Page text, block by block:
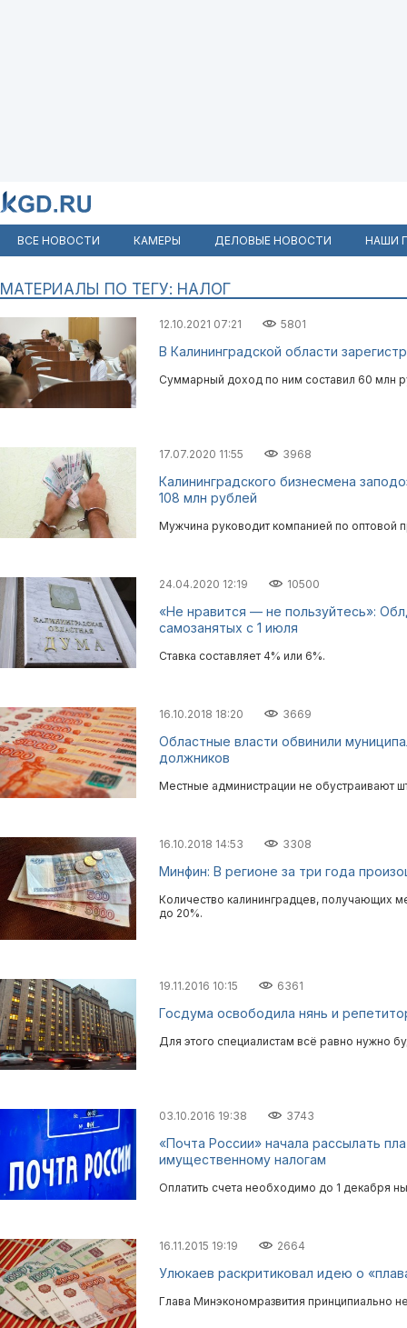
ВСЕ НОВОСТИ КАМЕРЫ ДЕЛОВЫЕ НОВОСТИ НАШИ
МАТЕРИАЛЫ ПО ТЕГУ: НАЛОГ
12.10.2021 07:21 5801
В Калининградской области
Суммарный доход по ним составил 60 млн
17.07.2020 11:55 3968
Калининградского бизнесмена
108 млн рублей
Мужчина руководит компанией по оптовой
24.04.2020 12:19 10500
«Не нравится — не пользуйтесь»:
самозанятых с 1 июля
Ставка составляет 4% или 6%.
16.10.2018 18:20 3669
Областные власти обвинили
должников
Местные администрации не обустраивают
16.10.2018 14:53 3308
Минфин: В регионе за три года
Количество калининградцев, получающих
до 20%.
19.11.2016 10:15 6361
Госдума освободила нянь и
Для этого специалистам всё равно нужно
03.10.2016 19:38 3743
«Почта России» начала рассылать
имущественному налогам
Оплатить счета необходимо до 1 декабря
16.11.2015 19:19 2664
Улюкаев раскритиковал идею о
Глава Минэкономразвития принципиально